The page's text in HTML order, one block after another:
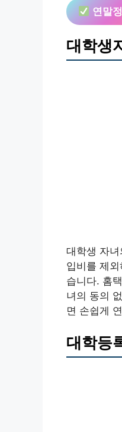
연말
대학생
대학생 자
입비를 제
습니다. 홈
녀의 동의
면 손쉽게
대학등